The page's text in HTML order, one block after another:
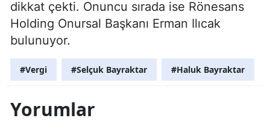
dikkat çekti. Onuncu sırada ise Rönesans
Holding Onursal Başkanı Erman Ilıcak
bulunuyor.
#Vergi #Selçuk Bayraktar #Haluk Bayraktar
Yorumlar